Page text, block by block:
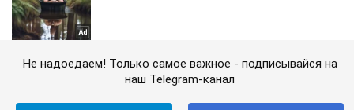
Не надоедаем! Только самое важное - подписывайся на
наш Telegram-канал